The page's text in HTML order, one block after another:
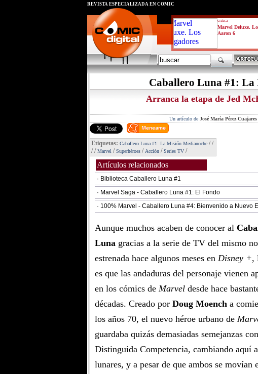
critica
Marvel Deluxe.
Aaron 6
REVISTA ESPECIALIZADA EN CÓMIC
Caballero Luna #1: La
Arranca la etapa de Jed
Un artículo de José María Pérez Cuajares
Etiquetas: Caballero Luna #1: La Misión Medianoche //
//Marvel /Superhéroes / Acción /Series TV /
Artículos relacionados
· Biblioteca Caballero Luna #1
· Marvel Saga - Caballero Luna #1: El Fondo
· 100% Marvel - Caballero Luna #4: Bienvenido a Nuevo
Aunque muchos acaben de conocer al
Luna gracias a la serie de TV del mismo
estrenada hace algunos meses en Disney +,
es que las andaduras del personaje vienen
en los cómics de Marvel desde hace
décadas. Creado por Doug Moench a
los años 70, el nuevo héroe urbano de
guardaba quizás demasiadas semejanzas
Distinguida Competencia, cambiando aquí
lunares, y a pesar de que ambos se movían